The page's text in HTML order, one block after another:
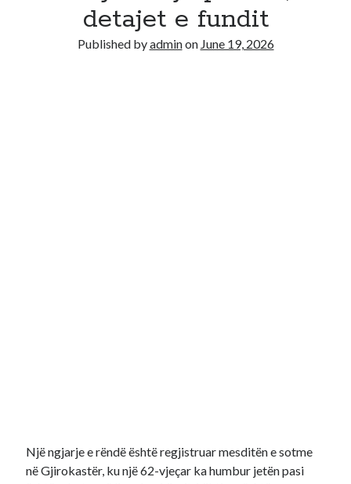
Recent Comments
No comments to show.detajet e fundit
Published byadminon June 19, 2026
Një ngjarje e rëndë është regjistruar mesditën e sotme
në Gjirokastër, ku një 62-vjeçar ka humbur jetën pasi